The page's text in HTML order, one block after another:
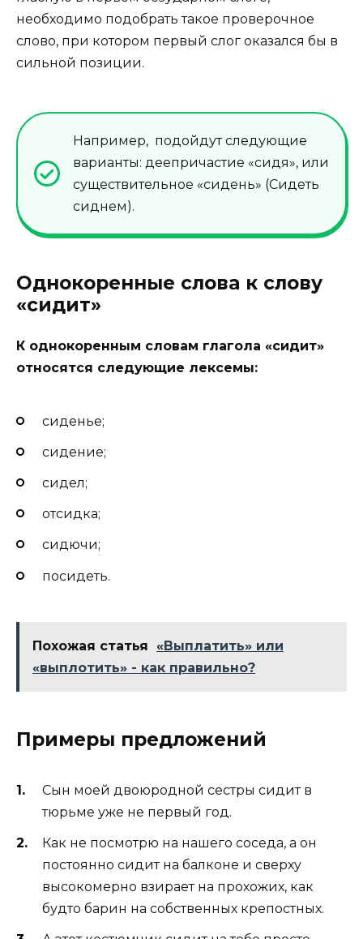
необходимо подобрать такое проверочное
слово, при котором первый слог оказался бы в
сильной позиции.
Например, подойдут следующие
варианты: деепричастие «сидя», или
существительное «сидень» (Сидеть
сиднем).
Однокоренные слова к слову
«сидит»
К однокоренным словам глагола «сидит»
относятся следующие лексемы:
сиденье;
сидение;
сидел;
отсидка;
сидючи;
посидеть.
Похожая статья
«Выплатить» или
«выплотить» - как правильно?
Примеры предложений
Сын моей двоюродной сестры сидит в
тюрьме уже не первый год.
Как не посмотрю на нашего соседа, а он
постоянно сидит на балконе и сверху
высокомерно взирает на прохожих, как
будто барин на собственных крепостных.